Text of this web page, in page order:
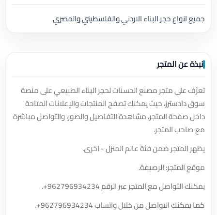
جميع انواع حجر البناء الاردني والفلسطيني والمصري
نبذة عن المتجر
تعرّف على متجر مصنع الحسنات لحجر البناء الطبيعي على منصة
سوق دادسترز، حيث يمكنك تصفح المنتجات والإعلانات المتاحة
داخل صفحة المتجر، مشاهدة التفاصيل والصور، والتواصل مباشرة
مع صاحب المتجر.
يظهر المتجر ضمن فئة عالم المنزل - اخرى.
موقع المتجر: الرصيفة.
يمكنك التواصل مع المتجر عبر الرقم+962796934234
.
كما يمكنك التواصل من خلال واتساب+962796934234
.